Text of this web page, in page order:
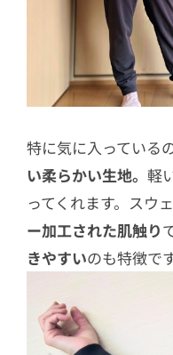
特に気に入っているの
い柔らかい生地。 軽
ってくれます。スウ
ー加工された肌触り
きやすいのも特徴です